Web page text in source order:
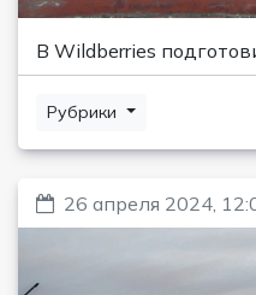
В Wildberries
Рубрики
26 апреля 2024,